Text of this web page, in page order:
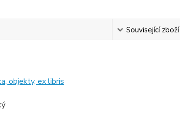
Související zboží
objekty, ex libris